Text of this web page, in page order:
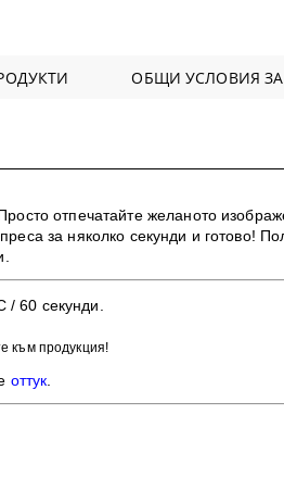
ОБЩИ УСЛОВИЯ ЗА
отпечатайте желаното
за няколко секунди и готово!
/ 60 секунди.
към продукция!
оттук